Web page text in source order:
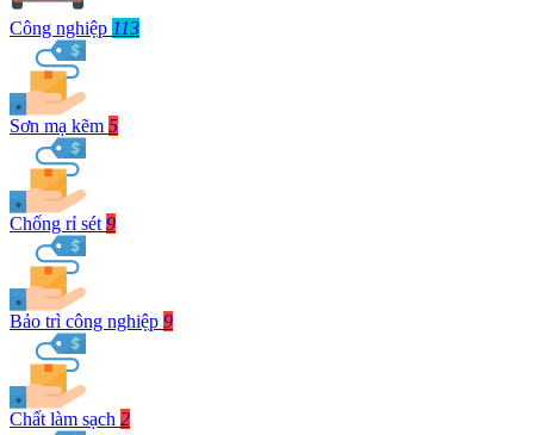
Công nghiệp 113
Sơn mạ kẽm 5
Chống rỉ sét 9
Bảo trì công nghiệp 9
Chất làm sạch 2